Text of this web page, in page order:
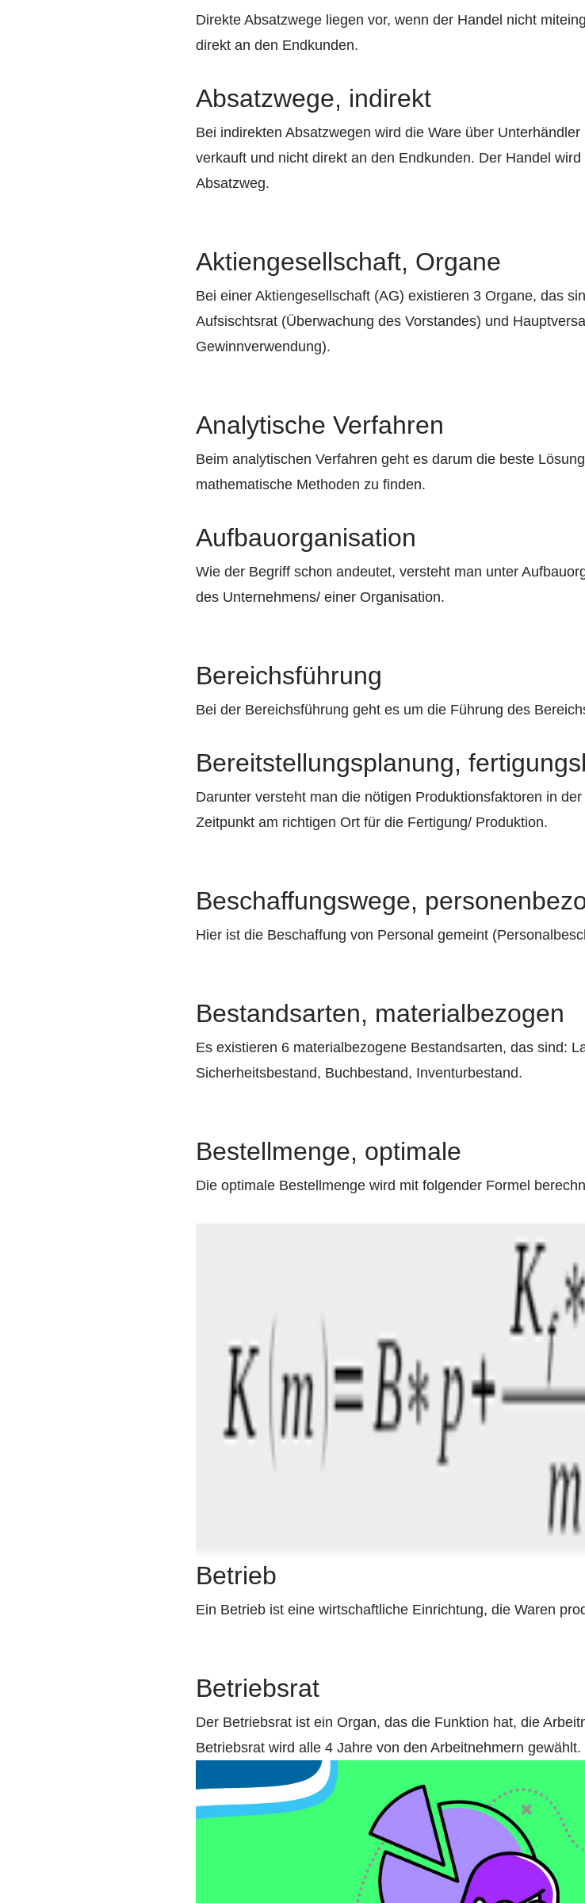
Direkte Absatzwege liegen vor, wenn der Handel nicht
direkt an den Endkunden.
Absatzwege, indirekt
Bei indirekten Absatzwegen wird die Ware über
verkauft und nicht direkt an den Endkunden. Der Handel
Absatzweg.
Aktiengesellschaft, Organe
Bei einer Aktiengesellschaft (AG) existieren 3 Organe, das
Aufsischtsrat (Überwachung des Vorstandes) und
Gewinnverwendung).
Analytische Verfahren
Beim analytischen Verfahren geht es darum die beste
mathematische Methoden zu finden.
Aufbauorganisation
Wie der Begriff schon andeutet, versteht man unter
des Unternehmens/ einer Organisation.
Bereichsführung
Bei der Bereichsführung geht es um die Führung des
Bereitstellungsplanung,
Darunter versteht man die nötigen Produktionsfaktoren in
Zeitpunkt am richtigen Ort für die Fertigung/ Produktion.
Beschaffungswege,
Hier ist die Beschaffung von Personal gemeint
Bestandsarten, materialbezogen
Es existieren 6 materialbezogene Bestandsarten, das sind:
Sicherheitsbestand, Buchbestand, Inventurbestand.
Bestellmenge, optimale
Die optimale Bestellmenge wird mit folgender Formel
Betrieb
Ein Betrieb ist eine wirtschaftliche Einrichtung, die Waren
Betriebsrat
Der Betriebsrat ist ein Organ, das die Funktion hat, die
Betriebsrat wird alle 4 Jahre von den Arbeitnehmern gewählt.